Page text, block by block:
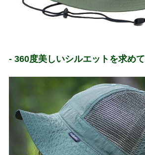
- 360度美しいシルエットを求めて